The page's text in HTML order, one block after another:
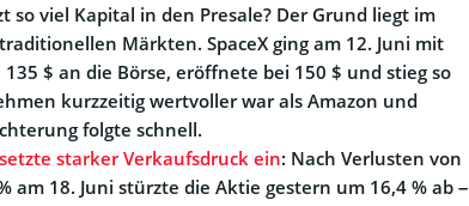
so viel Kapital in den Presale? Der Grund liegt im
Märkten. SpaceX ging am 12. Juni mit
$ an die Börse, eröffnete bei 150 $ und stieg so
kurzzeitig wertvoller war als Amazon und
folgte schnell.
starker Verkaufsdruck ein: Nach Verlusten von
am 18. Juni stürzte die Aktie gestern um 16,4 % ab –